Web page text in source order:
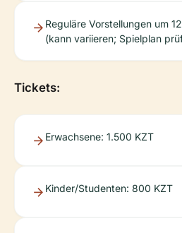
Reguläre Vorstellungen um
(kann variieren; Spielplan
Tickets:
Erwachsene: 1.500 KZT
Kinder/Studenten: 800 KZT